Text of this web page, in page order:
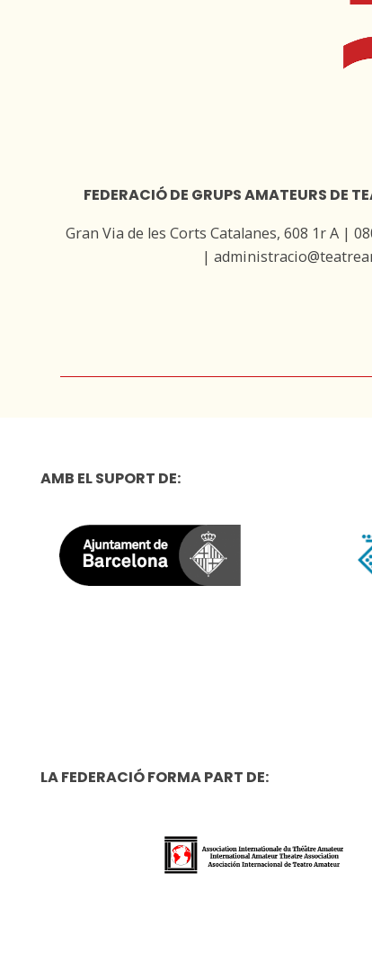
FEDERACIÓ DE GRUPS AMATEURS DE
Gran Via de les Corts Catalanes, 608 1r A |
|
AMB EL SUPORT DE:
LA FEDERACIÓ FORMA PART DE: